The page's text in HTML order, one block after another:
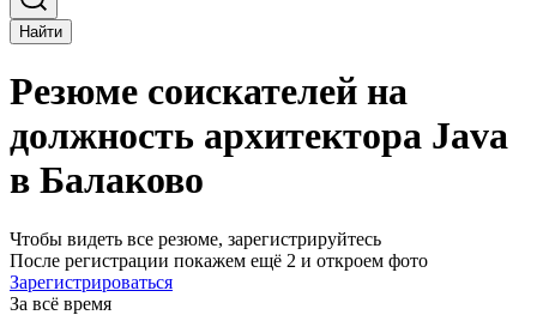
Найти
Резюме соискателей на
должность архитектора Java
в Балаково
Чтобы видеть все резюме, зарегистрируйтесь
После регистрации покажем ещё 2 и откроем фото
Зарегистрироваться
За всё время